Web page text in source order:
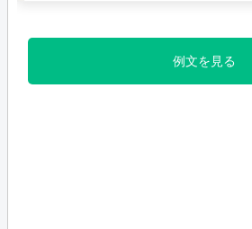
例文を見る